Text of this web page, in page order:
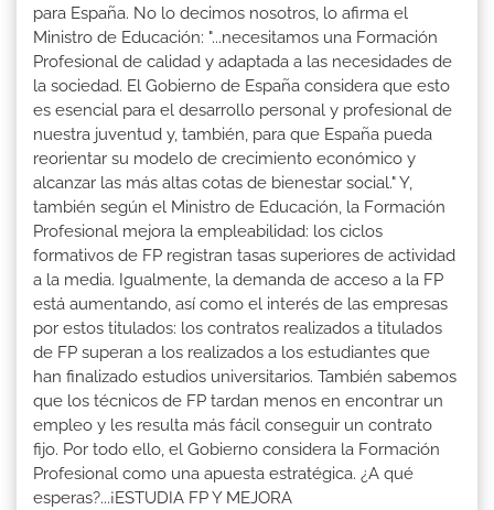
para España. No lo decimos nosotros, lo afirma el
Ministro de Educación: "...necesitamos una Formación
Profesional de calidad y adaptada a las necesidades de
la sociedad. El Gobierno de España considera que esto
es esencial para el desarrollo personal y profesional de
nuestra juventud y, también, para que España pueda
reorientar su modelo de crecimiento económico y
alcanzar las más altas cotas de bienestar social." Y,
también según el Ministro de Educación, la Formación
Profesional mejora la empleabilidad: los ciclos
formativos de FP registran tasas superiores de actividad
a la media. Igualmente, la demanda de acceso a la FP
está aumentando, así como el interés de las empresas
por estos titulados: los contratos realizados a titulados
de FP superan a los realizados a los estudiantes que
han finalizado estudios universitarios. También sabemos
que los técnicos de FP tardan menos en encontrar un
empleo y les resulta más fácil conseguir un contrato
fijo. Por todo ello, el Gobierno considera la Formación
Profesional como una apuesta estratégica. ¿A qué
esperas?...¡ESTUDIA FP Y MEJORA